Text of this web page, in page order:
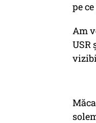
pe
Am
USR